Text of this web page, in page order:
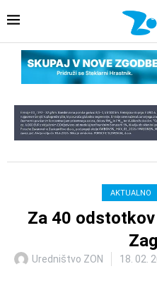
AKTUALNO
Za 40
Uredništvo ZON 18. 02.